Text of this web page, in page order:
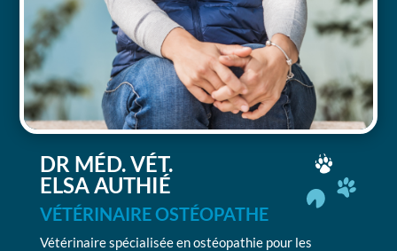
DR MÉD. VÉT.
ELSA AUTHIÉ
VÉTÉRINAIRE OSTÉOPATHE
Vétérinaire spécialisée en ostéopathie pour les